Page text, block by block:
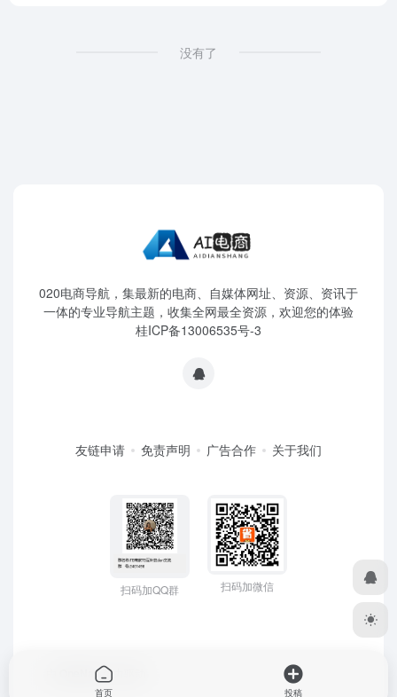
没有了
020电商导航，集最新的电商、自媒体网址、资源、资讯于
一体的专业导航主题，收集全网最全资源，欢迎您的体验
桂ICP备13006535号-3
友链申请 免责声明 广告合作 关于我们
扫码加QQ群 扫码加微信
OneNav强力驱动
首页 投稿